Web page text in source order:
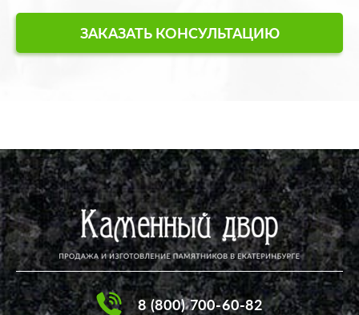
ЗАКАЗАТЬ КОНСУЛЬТАЦИЮ
8 (800) 700-60-82